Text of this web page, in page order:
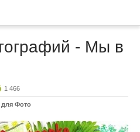
- Мы в
1 466
для Фото